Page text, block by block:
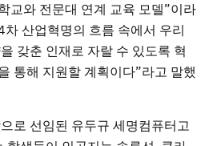
교와 전문대 연계 교육 모델”이라
산업혁명의 흐름 속에서 우리
갖춘 인재로 자랄 수 있도록 혁
통해 지원할 계획이다”라고 말했
로 선임된 유두규 세명컴퓨터고